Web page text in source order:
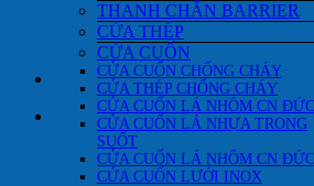
CÁC LOẠI
THANH CHẮN BARRIER
CỬA THÉP
CỬA CUỐN
CỬA CUỐN CHỐNG CHÁY
CỬA THÉP CHỐNG CHÁY
CỬA CUỐN LÁ NHÔM CN ĐỨC
CỬA CUỐN LÁ NHỰA TRONG
SUỐT
CỬA CUỐN LÁ NHÔM CN ĐỨC
CỬA CUỐN LƯỚI INOX